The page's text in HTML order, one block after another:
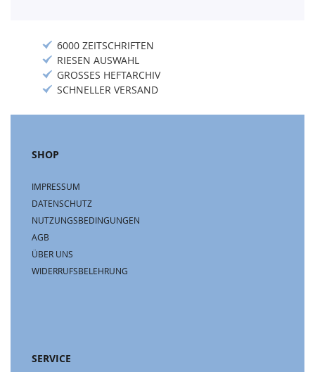
6000 ZEITSCHRIFTEN
RIESEN AUSWAHL
GROSSES HEFTARCHIV
SCHNELLER VERSAND
SHOP
IMPRESSUM
DATENSCHUTZ
NUTZUNGSBEDINGUNGEN
AGB
ÜBER UNS
WIDERRUFSBELEHRUNG
SERVICE